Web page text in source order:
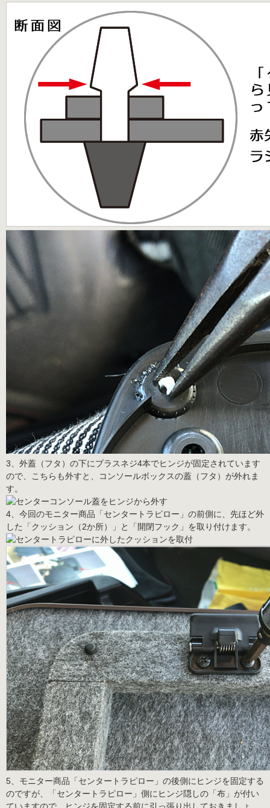
3、外蓋（フタ）の下にプラスネジ4本でヒンジが固定されています
ので、こちらも外すと、コンソールボックスの蓋（フタ）が外れま
す。
4、今回のモニター商品「センタートラピロー」の前側に、先ほど外
した「クッション（2か所）」と「開閉フック」を取り付けます。
5、モニター商品「センタートラピロー」の後側にヒンジを固定する
のですが、「センタートラピロー」側にヒンジ隠しの「布」が付い